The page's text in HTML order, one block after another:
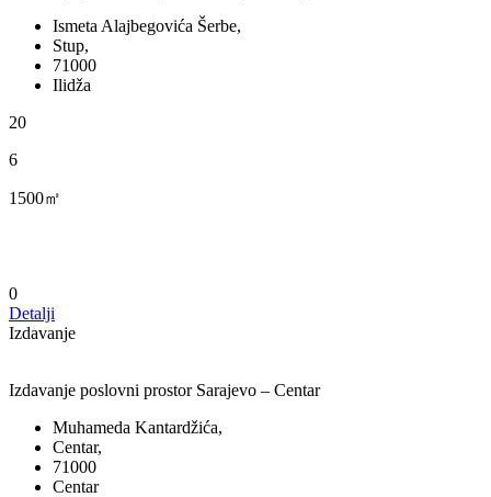
Ismeta Alajbegovića Šerbe,
Stup,
71000
Ilidža
20
6
1500㎡
0
Detalji
Izdavanje
Izdavanje poslovni prostor Sarajevo – Centar
Muhameda Kantardžića,
Centar,
71000
Centar